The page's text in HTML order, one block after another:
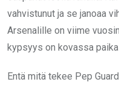
vahvistunut ja se janoaa
Arsenalille on viime
kypsyys on kovassa
Entä mitä tekee Pep